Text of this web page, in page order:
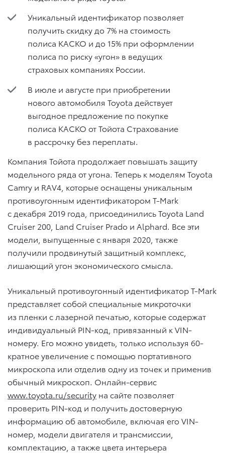
Уникальный идентификатор позволяет
получить скидку до 7% на стоимость
полиса КАСКО и до 15% при оформлении
полиса по риску «угон» в ведущих
страховых компаниях России.
В июле и августе при приобретении
нового автомобиля Toyota действует
выгодное предложение по покупке
полиса КАСКО от Тойота Страхование
в рассрочку без переплаты.
Компания Тойота продолжает повышать защиту
модельного ряда от угона. Теперь к моделям Toyota
Camry и RAV4, которые оснащены уникальным
противоугонным идентификатором T-Mark
с декабря 2019 года, присоединились Toyota Land
Cruiser 200, Land Cruiser Prado и Alphard. Все эти
модели, выпущенные с января 2020, также
получили продвинутый защитный комплекс,
лишающий угон экономического смысла.
Уникальный противоугонный идентификатор T-Mark
представляет собой специальные микроточки
из пленки с лазерной печатью, которые содержат
индивидуальный PIN-код, привязанный к VIN-
номеру. Его можно увидеть, только используя 60-
кратное увеличение с помощью портативного
микроскопа или отделив одну из точек и применив
обычный микроскоп. Онлайн-сервис
www.toyota.ru/security на сайте позволяет
проверить PIN-код и получить достоверную
информацию об автомобиле, включая его VIN-
номер, модели двигателя и трансмиссии,
комплектацию, а также цвета интерьера